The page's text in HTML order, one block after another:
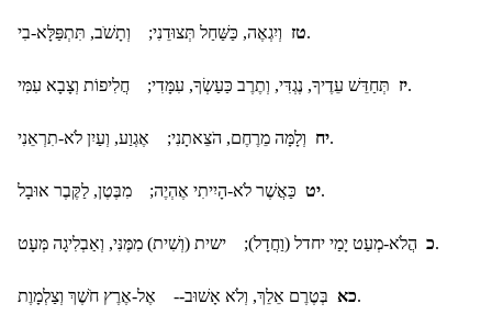
טזוְיִגְאֶה, כַּשַּׁחַל תְּצוּדֵנִי; וְתָשֹׁב, תִּתְפַּלָּא-בִי.
יזתְּחַדֵּשׁ עֵדֶיךָ, נֶגְדִּי, וְתֶרֶב כַּעַשְׂךָ, עִמָּדִי; חֲלִיפוֹת וְצָבָא עִמִּי.
יחוְלָמָּה מֵרֶחֶם, הֹצֵאתָנִי; אֶגְוַע, וְעַיִן לֹא-תִרְאֵנִי.
יטכַּאֲשֶׁר לֹא-הָיִיתִי אֶהְיֶה; מִבֶּטֶן, לַקֶּבֶר אוּבָל.
כהֲלֹא-מְעַט יָמַי יחדל (וַחֲדָל); ישית (וְשִׁית) מִמֶּנִּי, וְאַבְלִיגָה מְּעָט.
כאבְּטֶרֶם אֵלֵךְ, וְלֹא אָשׁוּב-- אֶל-אֶרֶץ חֹשֶׁךְ וְצַלְמָוֶת.